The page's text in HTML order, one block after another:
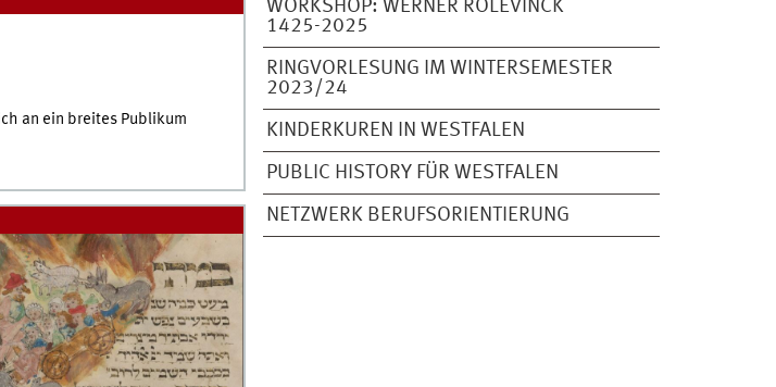
WORKSHOP: WERNER ROLEVINCK
1425-2025
RINGVORLESUNG IM WINTERSEMESTER
2023/24
KINDERKUREN IN WESTFALEN
PUBLIC HISTORY FÜR WESTFALEN
NETZWERK BERUFSORIENTIERUNG
an ein breites Publikum